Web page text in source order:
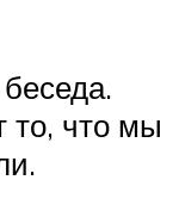
то, что мы